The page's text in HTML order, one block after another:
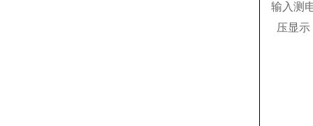
输入测
压显示